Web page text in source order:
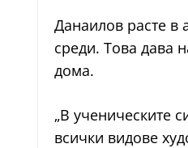
Данаилов расте в
среди. Това дава
дома.
„В ученическите
всички видове